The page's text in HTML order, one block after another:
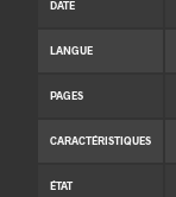
DATE
LANGUE
PAGES
CARACTÉRISTIQUES
ÉTAT